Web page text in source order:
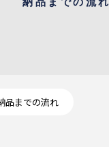
品までの流れ